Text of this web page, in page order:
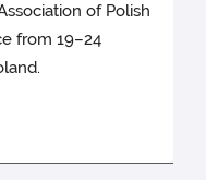
of Polish
from 19–24